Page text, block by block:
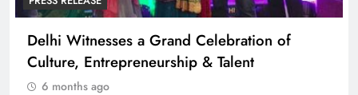
Delhi Witnesses a Grand Celebration of
Culture, Entrepreneurship & Talent
6 months ago